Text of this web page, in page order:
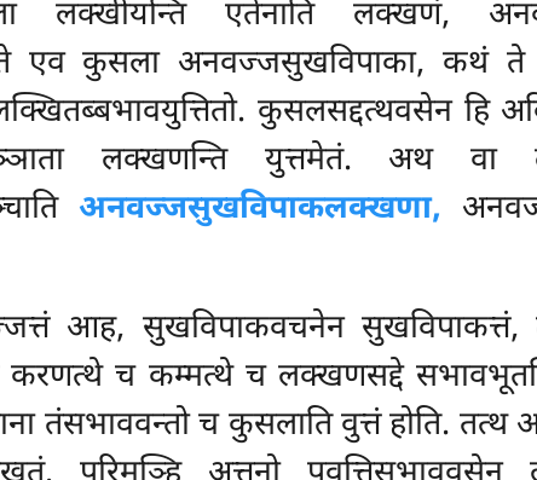
लक्खीयन्ति एतेनाति लक्खणं,
एव कुसला अनवज्जसुखविपाका, कथं ते
कुसलसद्दत्थवसेन हि
लक्खणन्ति युत्तमेतं. अथ
अनवज्जसुखविपाकलक्खणा,
आह, सुखविपाकवचनेन सुखविपाकत्तं,
च कम्मत्थे च लक्खणसद्दे
तंसभाववन्तो च कुसलाति वुत्तं होति.